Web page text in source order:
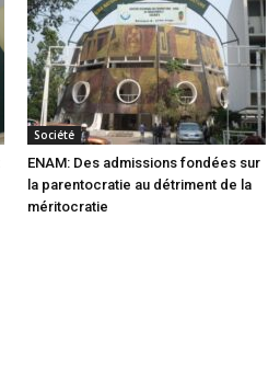
Société
ENAM: Des admissions fondées sur
la parentocratie au détriment de la
méritocratie